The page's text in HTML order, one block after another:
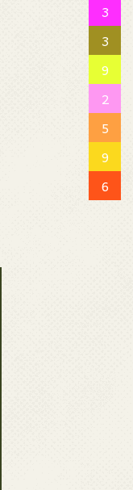
3
3
9
2
5
9
6